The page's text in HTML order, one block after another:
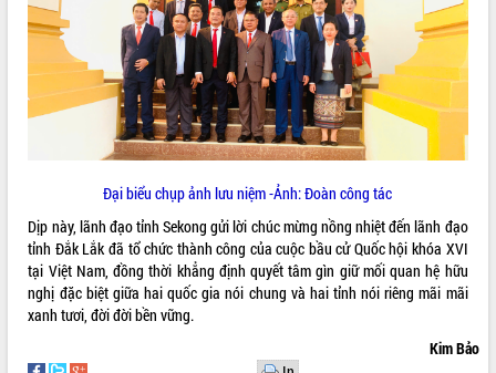
hiện nhiệm vụ quản lý tài sản công
hàng tuần
Tháo gỡ những vướng mắc, đẩy mạnh
công tác cải cách thủ tục hành chính
tại Trung tâm Phục vụ hành chính
Đắk Lắk: Tôn vinh 46 giải pháp tại Hội
thi Sáng tạo Kỹ thuật 2024 - 2025
Đắk Lắk rà soát, điều chỉnh Đề án 190
về phát triển nuôi trồng thủy sản
Phó Chủ tịch UBND tỉnh Đắk Lắk
Trương Công Thái kiểm tra thực địa
Dự án cao tốc Khánh Hòa - Buôn Ma
Định vị cà phê Việt Nam như một “di
Đại biểu chụp ảnh lưu niệm -Ảnh: Đoàn công tác
Dịp này, lãnh đạo tỉnh Sekong gửi lời chúc mừng nồng nhiệt đến lãnh đạo
tỉnh Đắk Lắk đã tổ chức thành công của cuộc bầu cử Quốc hội khóa XVI
tại Việt Nam, đồng thời khẳng định quyết tâm gìn giữ mối quan hệ hữu
nghị đặc biệt giữa hai quốc gia nói chung và hai tỉnh nói riêng mãi mãi
xanh tươi, đời đời bền vững.
Kim Bảo